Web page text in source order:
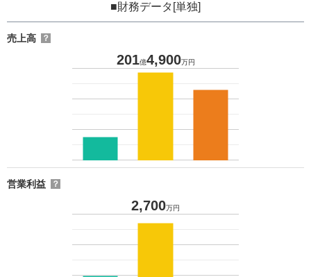
■財務データ[単独]
売上高 ？
201億4,900万円
営業利益 ？
2,700万円